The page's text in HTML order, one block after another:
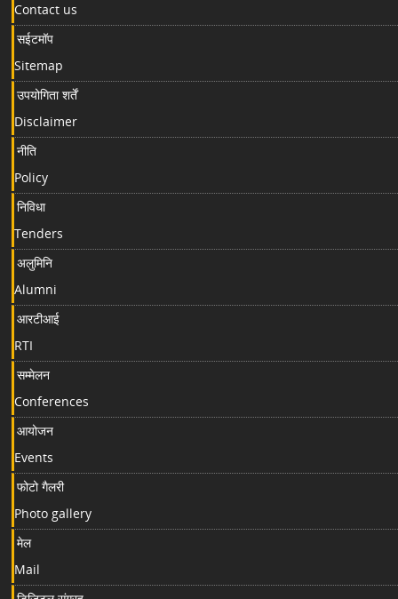
Contact us
सईटमॉप
Sitemap
उपयोगिता शर्तें
Disclaimer
नीति
Policy
निविधा
Tenders
अलुमिनि
Alumni
आरटीआई
RTI
सम्मेलन
Conferences
आयोजन
Events
फोटो गैलरी
Photo gallery
मेल
Mail